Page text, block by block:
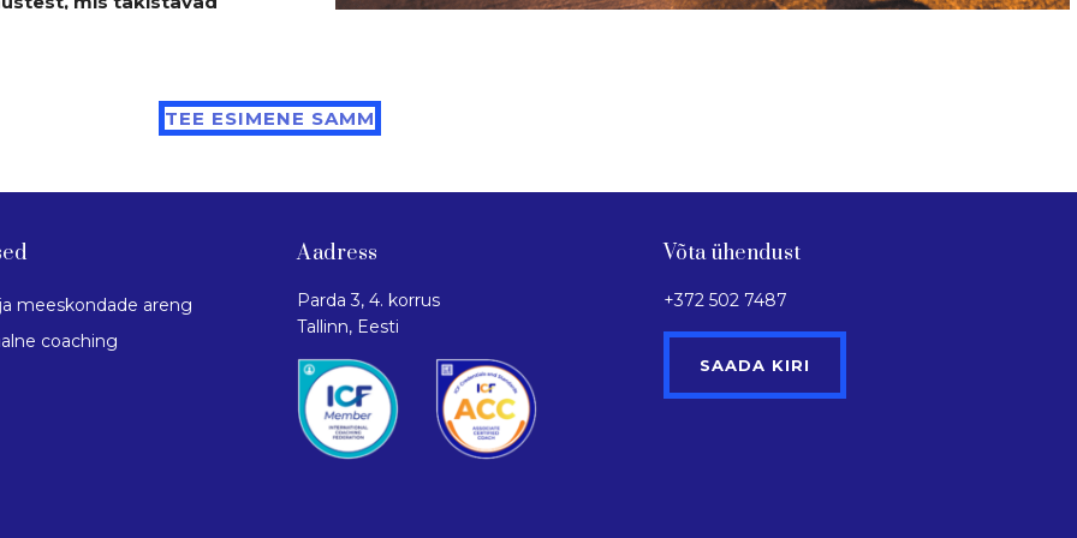
harjutused,
unistama, vaid lood
inspireerib?
täna!
TEE ESIMENE SAMM
meeskondade areng
coaching
Aadress
Parda 3, 4. korrus
Tallinn, Eesti
Võta ühendust
+372 502 7487
SAADA KIRI